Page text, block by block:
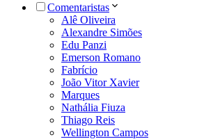
Comentaristas
Alê Oliveira
Alexandre Simões
Edu Panzi
Emerson Romano
Fabrício
João Vitor Xavier
Marques
Nathália Fiuza
Thiago Reis
Wellington Campos